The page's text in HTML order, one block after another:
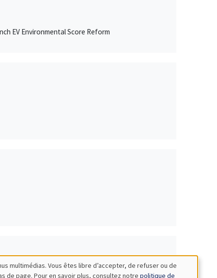
EV Environmental Score Reform
multimédias. Vous êtes libre d’accepter, de refuser ou de
de page. Pour en savoir plus, consultez notre politique de